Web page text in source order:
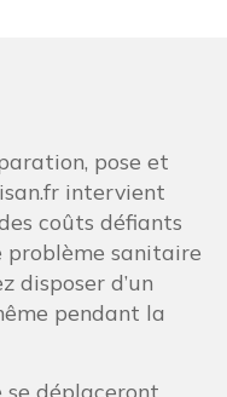
pose et
intervient
coûts défiants
problème sanitaire
disposer d’un
pendant la
se déplaceront